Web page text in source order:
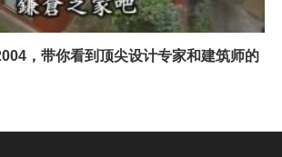
，带你看到顶尖设计专家和建筑师的